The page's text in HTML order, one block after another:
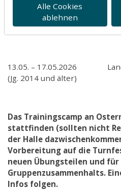
Langfristige Terminplanung:
13.05. – 17.05.2026
(Jg. 2014 und älter)
Das Trainingscamp an
stattfinden (sollten nicht
der Halle
Vorbereitung auf die
neuen Übungsteilen und
Gruppenzusammenhalts.
Infos folgen.
Alle Cookies
ablehnen